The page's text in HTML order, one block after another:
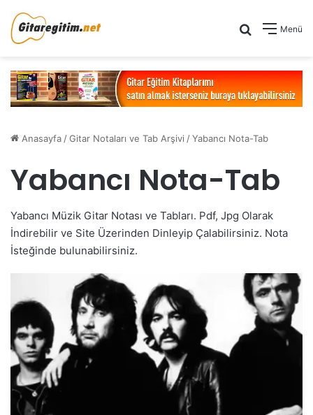
Menü
Arama yap
Anasayfa /Gitar Notaları ve Tab Arşivi /Yabancı Nota-Tab
Yabancı Nota-Tab
Yabancı Müzik Gitar Notası ve Tabları. Pdf, Jpg Olarak
İndirebilir ve Site Üzerinden Dinleyip Çalabilirsiniz. Nota
İsteğinde bulunabilirsiniz.